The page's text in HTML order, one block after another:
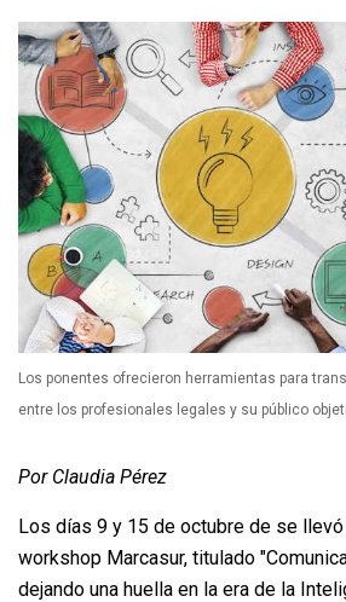
Los ponentes ofrecieron herramientas para
entre los profesionales legales y su público
Por Claudia Pérez
Los días 9 y 15 de octubre de se
workshop Marcasur, titulado
dejando una huella en la era de la